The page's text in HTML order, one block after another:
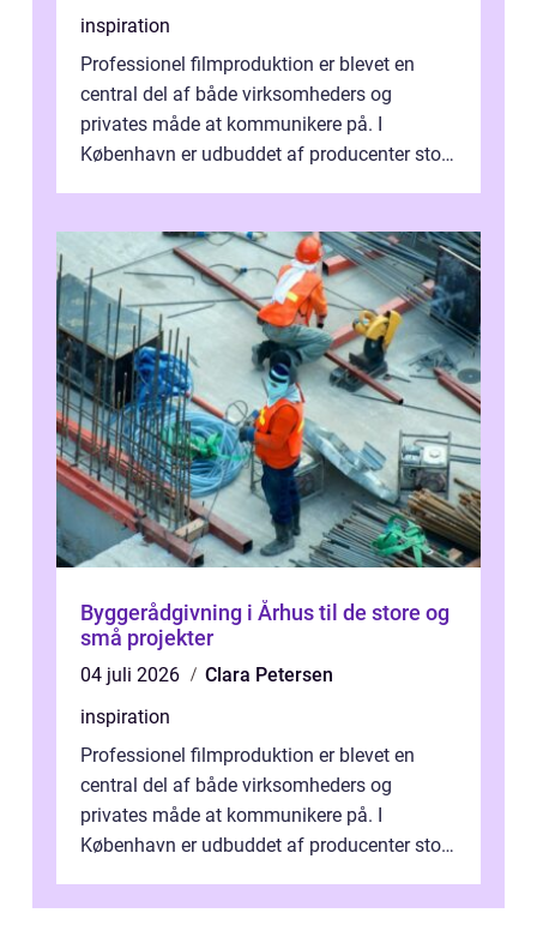
inspiration
Professionel filmproduktion er blevet en
central del af både virksomheders og
privates måde at kommunikere på. I
København er udbuddet af producenter stort,
Byggerådgivning i Århus til de store og
små projekter
04 juli 2026
Clara Petersen
inspiration
Professionel filmproduktion er blevet en
central del af både virksomheders og
privates måde at kommunikere på. I
København er udbuddet af producenter stort,
inti...